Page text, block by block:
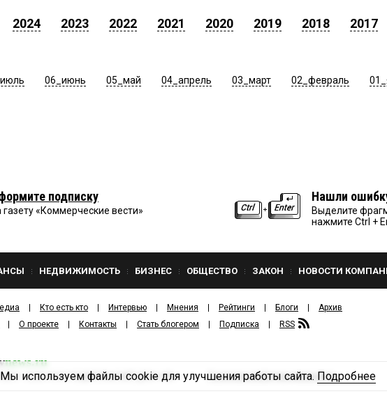
2024 2023 2022 2021 2020 2019 2018 2017
06_июнь 05_май 04_апрель 03_март 02_февраль
подписку
газету «Коммерческие вести»
Нашли
Выделите
нажмите Ctrl +
НЕДВИЖИМОСТЬ БИЗНЕС ОБЩЕСТВО ЗАКОН НОВОСТИ
Кто есть кто Интервью Мнения Рейтинги Блоги
Архив
О проекте Контакты Стать блогером Подписка RSS
news.ru
2001—2026ООО ИЗДАТЕЛЬСКИЙ ДОМ «КВ».
Политика конфиденциальности
Мы используем файлы cookie для улучшения работы сайта. Подробнее